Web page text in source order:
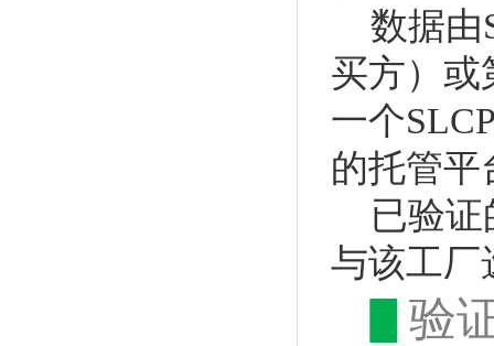
数据由
买方）或
一个
的托管平
已验证
与该工厂
验